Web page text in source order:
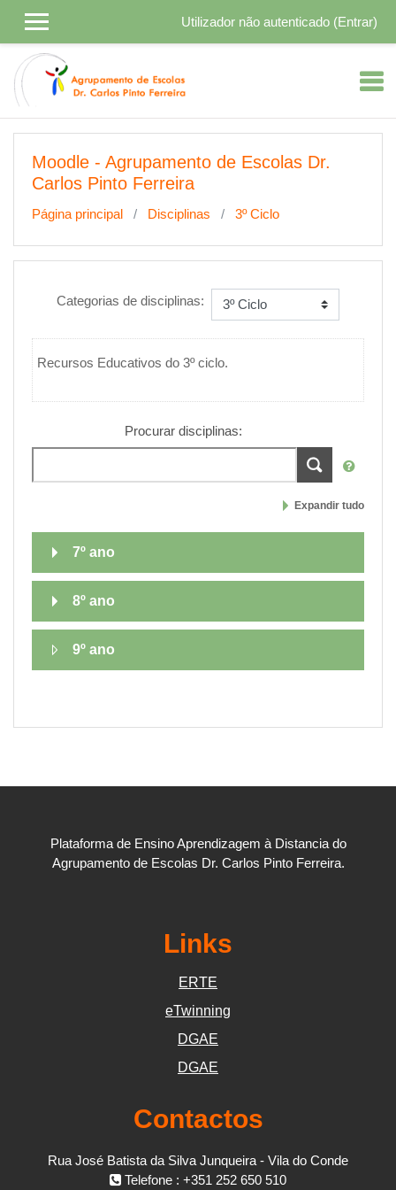
Utilizador não autenticado (Entrar)
Moodle - Agrupamento de Escolas Dr.
Carlos Pinto Ferreira
Página principal Disciplinas 3º Ciclo
Categorias de disciplinas:
Recursos Educativos do 3º ciclo.
Procurar disciplinas:
Expandir tudo
7º ano
8º ano
9º ano
Plataforma de Ensino Aprendizagem à Distancia do
Agrupamento de Escolas Dr. Carlos Pinto Ferreira.
Links
ERTE
eTwinning
DGAE
DGAE
Contactos
Rua José Batista da Silva Junqueira - Vila do Conde
Telefone : +351 252 650 510